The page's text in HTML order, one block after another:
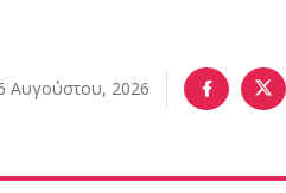
Αυγούστου, 2026